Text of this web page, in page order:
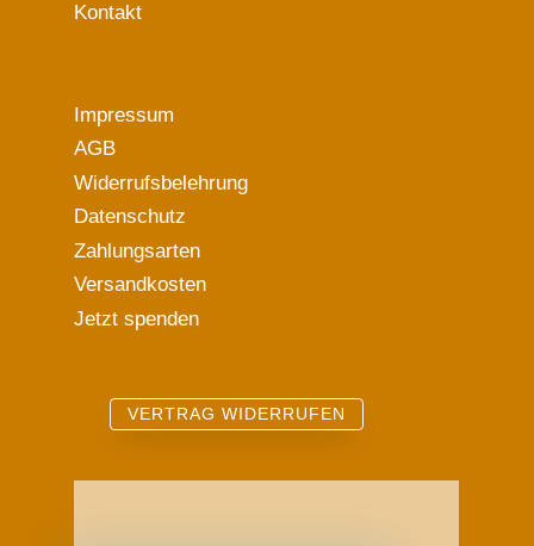
Kontakt
Impressum
AGB
Widerrufsbelehrung
Datenschutz
Zahlungsarten
Versandkosten
Jetzt spenden
VERTRAG WIDERRUFEN